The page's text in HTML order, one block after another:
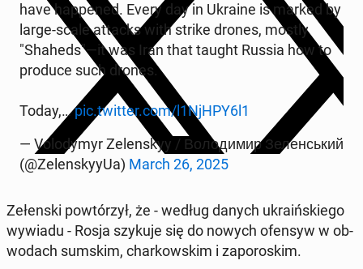
have hap­pe­ned. Every day in Ukraine is marked by
large-scale attacks with strike drones, mostly
"Shaheds"—it was Iran that taught Russia how to
produce such drones.
Today,…pic.twitter.com/l1NjHPY6l1
— Vo­lo­dy­myr Ze­len­skyy / Володимир Зеленський
(@Ze­len­sky­y­Ua) March 26, 2025
Ze­łen­ski po­wtó­rzył, że - według danych ukra­iń­skie­go
wywiadu - Rosja szykuje się do nowych ofensyw w ob­
wo­dach sumskim, char­kow­skim i za­po­ro­skim.